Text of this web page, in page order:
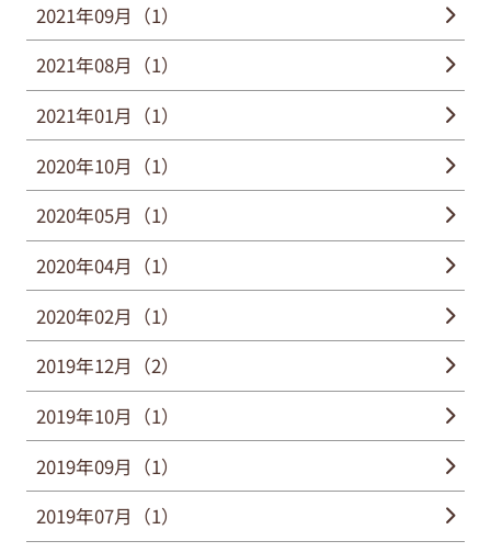
2021年09月（1）
2021年08月（1）
2021年01月（1）
2020年10月（1）
2020年05月（1）
2020年04月（1）
2020年02月（1）
2019年12月（2）
2019年10月（1）
2019年09月（1）
2019年07月（1）